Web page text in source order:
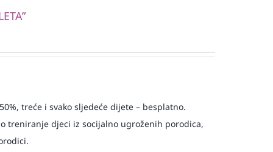
treće i svako sljedeće dijete – besplatno.
treniranje djeci iz socijalno ugroženih porodica,